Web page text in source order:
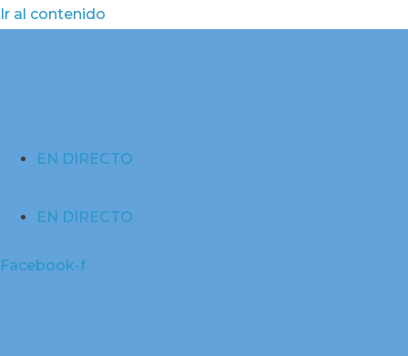
Ir al contenido
EN DIRECTO
EN DIRECTO
Facebook-f